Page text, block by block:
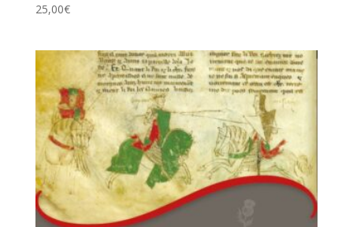
25,00€